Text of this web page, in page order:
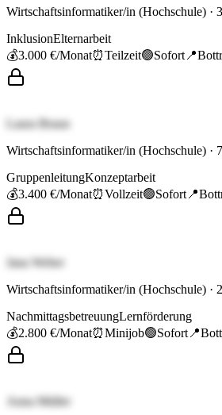
Wirtschaftsinformatiker/in (Hochschule) · 3
InklusionElternarbeit
💰3.000 €/Monat⏰Teilzeit🟢Sofort 📍
Laura Braun
Wirtschaftsinformatiker/in (Hochschule) · 7
GruppenleitungKonzeptarbeit
💰3.400 €/Monat⏰Vollzeit🟢Sofort 📍
Jana Weber
Wirtschaftsinformatiker/in (Hochschule) · 2
NachmittagsbetreuungLernförderung
💰2.800 €/Monat⏰Minijob🟢Sofort 📍
Anna Müller